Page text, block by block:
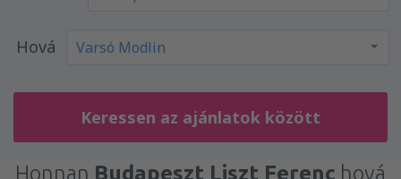
Hová
Keressen az ajánlatok között
Honnan Budapeszt Liszt Ferenc hová